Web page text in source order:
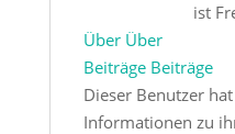
ist
Über Über
Beiträge Beiträge
Dieser Benutzer
Informationen zu